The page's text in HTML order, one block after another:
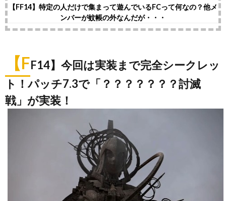
【FF14】特定の人だけで集まって遊んでいるFCって何なの？他メ
ンバーが蚊帳の外なんだが・・・
【FF14】今回は実装まで完全シークレッ
ト！パッチ7.3で「？？？？？？？討滅
戦」が実装！